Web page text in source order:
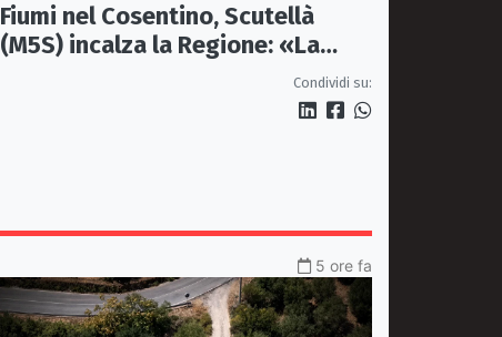
Fiumi nel Cosentino, Scutellà
(M5S) incalza la Regione: «La
prevenzione si faccia prima delle
Condividi su:
5 ore fa